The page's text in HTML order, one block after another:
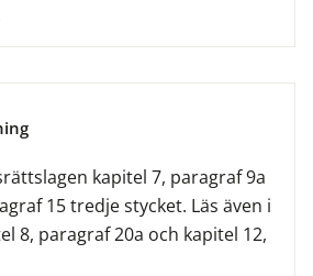
kapitel 7, paragraf 9a
15 tredje stycket. Läs även i
8, paragraf 20a och kapitel 12,